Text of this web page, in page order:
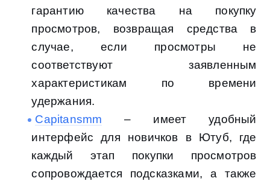
гарантию качества на покупку
просмотров, возвращая средства в
случае, если просмотры не
соответствуют заявленным
характеристикам по времени
удержания.
Capitansmm – имеет удобный
интерфейс для новичков в Ютуб, где
каждый этап покупки просмотров
сопровождается подсказками, а также